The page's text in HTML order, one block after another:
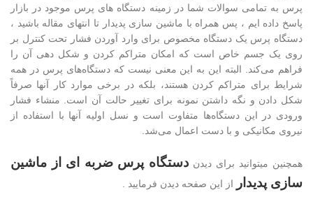
پرس به تمامی سوالات شما در زمینه دستگاه های پرس موجود در بازار
پاسخ داده ایم ، پس همراه با ماشین سازی پدیدار تا انتهای مقاله باشید ،
دستگاه پرس یک دستگاه مخصوص برای وارد آوردن فشار تحت کنترل بر
روی یک جسم خاص است که امکان متراکم کردن و شکل دهی آن را
فراهم می‌کند. البته این به این معنی نیست که دستگاه‌های پرس در همه
شرایط برای متراکم کردن هستند، بلکه در برخی موارد کار آنها صرفاً
شکل دادن و نگه داشتن نمونه برای تغییر حالت آن است. منشاء فشار
ورودی در این دستگاه‌ها متفاوت است و نسل اولیه آنها با استفاده از
نیروی مکانیکی و با دست اعمال می‌شد.
همچنین میتوانید برای دیدن دستگاه پرس ضربه ای از ماشین
سازی پدیدار
از این صفحه دیدن فرمایید .